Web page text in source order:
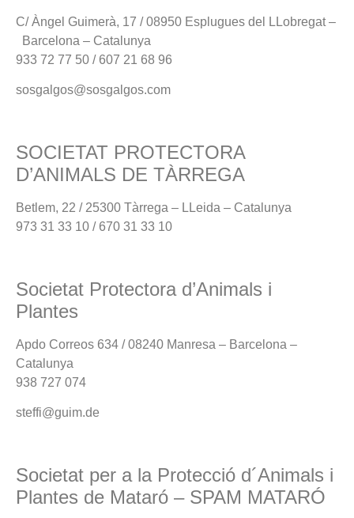
C/ Àngel Guimerà, 17 / 08950 Esplugues del LLobregat –
Barcelona – Catalunya
933 72 77 50 / 607 21 68 96
sosgalgos@sosgalgos.com
SOCIETAT PROTECTORA
D’ANIMALS DE TÀRREGA
Betlem, 22 / 25300 Tàrrega – LLeida – Catalunya
973 31 33 10 / 670 31 33 10
Societat Protectora d’Animals i
Plantes
Apdo Correos 634 / 08240 Manresa – Barcelona –
Catalunya
938 727 074
steffi@guim.de
Societat per a la Protecció d´Animals i
Plantes de Mataró – SPAM MATARÓ